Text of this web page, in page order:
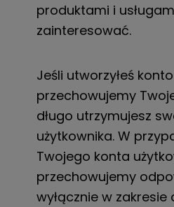
produktami i
zainteresować.
Jeśli utworzyłeś
przechowujemy
długo utrzymujesz
użytkownika. W
Twojego konta
przechowujemy
wyłącznie w